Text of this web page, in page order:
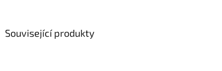
Související produkty